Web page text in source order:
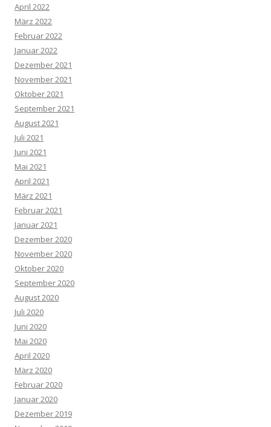
April 2022
März 2022
Februar 2022
Januar 2022
Dezember 2021
November 2021
Oktober 2021
September 2021
August 2021
Juli 2021
Juni 2021
Mai 2021
April 2021
März 2021
Februar 2021
Januar 2021
Dezember 2020
November 2020
Oktober 2020
September 2020
August 2020
Juli 2020
Juni 2020
Mai 2020
April 2020
März 2020
Februar 2020
Januar 2020
Dezember 2019